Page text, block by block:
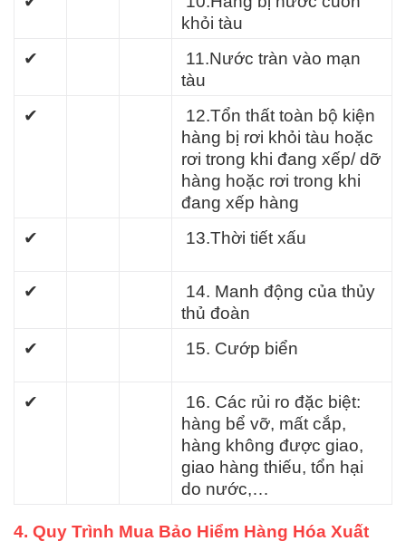
khỏi tàu
✔
11.Nước tràn vào mạn
tàu
✔
12.Tổn thất toàn bộ kiện
hàng bị rơi khỏi tàu hoặc
rơi trong khi đang xếp/ dỡ
hàng hoặc rơi trong khi
đang xếp hàng
✔
13.Thời tiết xấu
✔
14. Manh động của thủy
thủ đoàn
✔
15. Cướp biển
✔
16. Các rủi ro đặc biệt:
hàng bể vỡ, mất cắp,
hàng không được giao,
giao hàng thiếu, tổn hại
do nước,…
4. Quy Trình Mua Bảo Hiểm Hàng Hóa Xuất